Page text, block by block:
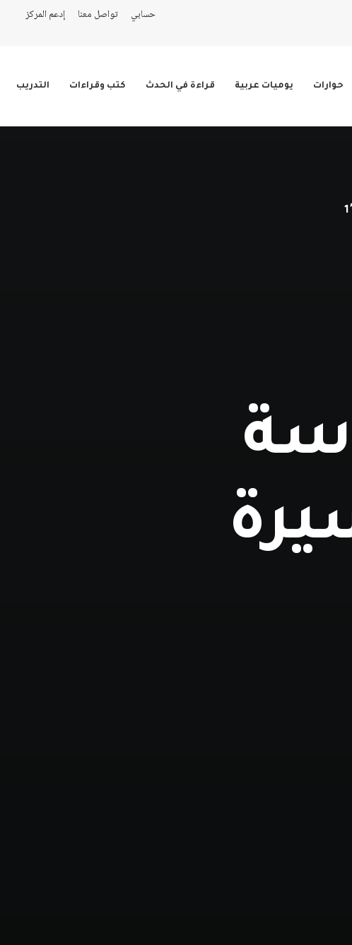
حسابي تواصل معنا إدعم المركز
حوارات يوميات عربية قراءة في الحدث كتب وقراءات التدريب